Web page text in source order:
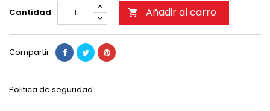
Cantidad  Añadir al carro
Compartir
Politica de seguridad